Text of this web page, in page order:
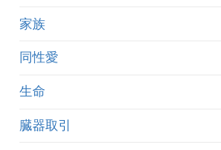
家族
同性愛
生命
臓器取引